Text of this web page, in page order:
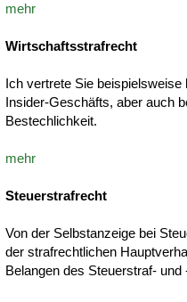
mehr
Wirtschaftsstrafrecht
Ich vertrete Sie beispielsweise
Insider-Geschäfts, aber auch
Bestechlichkeit.
mehr
Steuerstrafrecht
Von der Selbstanzeige bei
der strafrechtlichen
Belangen des Steuerstraf-